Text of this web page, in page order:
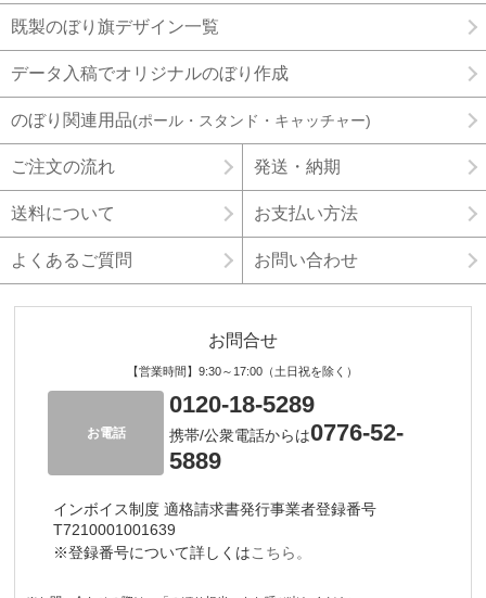
既製のぼり旗デザイン一覧
データ入稿でオリジナルのぼり作成
のぼり関連用品(ポール・スタンド・キャッチャー)
ご注文の流れ 発送・納期
送料について お支払い方法
よくあるご質問 お問い合わせ
お問合せ
【営業時間】9:30～17:00（土日祝を除く）
お電話
0120-18-5289
携帯/公衆電話からは0776-52-
5889
インボイス制度 適格請求書発行事業者登録番号
T7210001001639
※登録番号について詳しくはこちら。